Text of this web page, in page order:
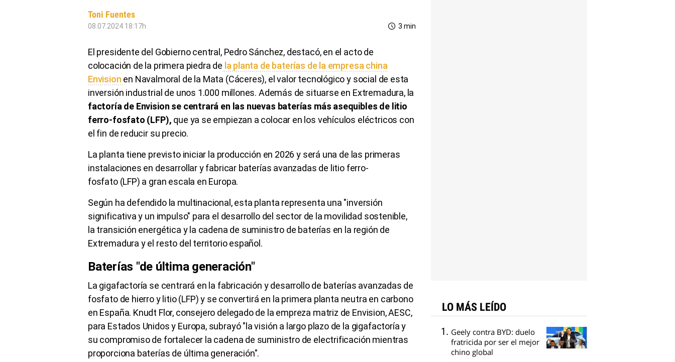
Toni Fuentes
08.07.2024 18:17h 3 min
El presidente del Gobierno central, Pedro Sánchez, destacó, en el acto de
colocación de la primera piedra de la planta de baterías de la empresa china
Envision en Navalmoral de la Mata (Cáceres), el valor tecnológico y social de esta
inversión industrial de unos 1.000 millones. Además de situarse en Extremadura, la
factoría de Envision se centrará en las nuevas baterías más asequibles de litio
ferro-fosfato (LFP), que ya se empiezan a colocar en los vehículos eléctricos con
el fin de reducir su precio.
La planta tiene previsto iniciar la producción en 2026 y será una de las primeras
instalaciones en desarrollar y fabricar baterías avanzadas de litio ferro-
fosfato (LFP) a gran escala en Europa.
Según ha defendido la multinacional, esta planta representa una "inversión
significativa y un impulso" para el desarrollo del sector de la movilidad sostenible,
la transición energética y la cadena de suministro de baterías en la región de
Extremadura y el resto del territorio español.
Baterías "de última generación"
La gigafactoría se centrará en la fabricación y desarrollo de baterías avanzadas de
fosfato de hierro y litio (LFP) y se convertirá en la primera planta neutra en carbono
en España. Knudt Flor, consejero delegado de la empreza matriz de Envision, AESC,
para Estados Unidos y Europa, subrayó "la visión a largo plazo de la gigafactoría y
su compromiso de fortalecer la cadena de suministro de electrificación mientras
proporciona baterías de última generación".
LO MÁS LEÍDO
Geely contra BYD: duelo
fratricida por ser el mejor
chino global